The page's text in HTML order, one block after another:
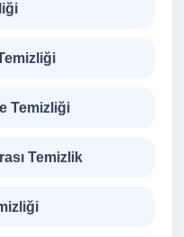
Temizliği
Temizlik